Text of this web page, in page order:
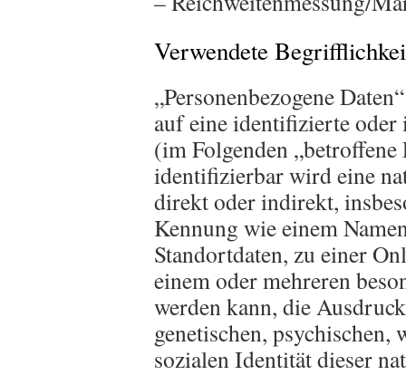
Verwendete
„Personenbezogene
auf eine identifizierte
(im Folgenden „betroffene
identifizierbar wird eine
direkt oder indirekt,
Kennung wie einem
Standortdaten, zu einer
einem oder mehreren
werden kann, die
genetischen,
sozialen Identität dieser